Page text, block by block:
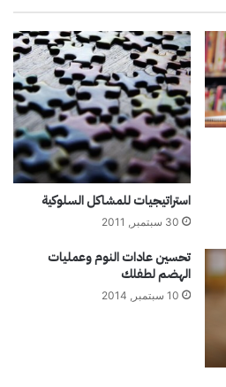
استراتيجيات للمشاكل السلوكية
30 سبتمبر, 2011
تحسين عادات النوم وعمليات
الهضم لطفلك
10 سبتمبر, 2014